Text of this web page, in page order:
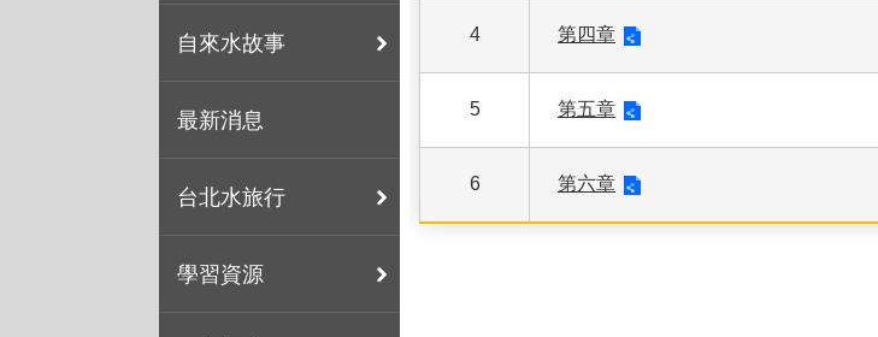
自來水故事
最新消息
台北水旅行
學習資源
4 第四章
5 第五章
6 第六章